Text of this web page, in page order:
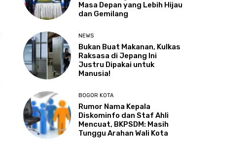
Masa Depan yang Lebih Hijau
dan Gemilang
NEWS
Bukan Buat Makanan, Kulkas
Raksasa di Jepang Ini
Justru Dipakai untuk
Manusia!
BOGOR KOTA
Rumor Nama Kepala
Diskominfo dan Staf Ahli
Mencuat, BKPSDM: Masih
Tunggu Arahan Wali Kota